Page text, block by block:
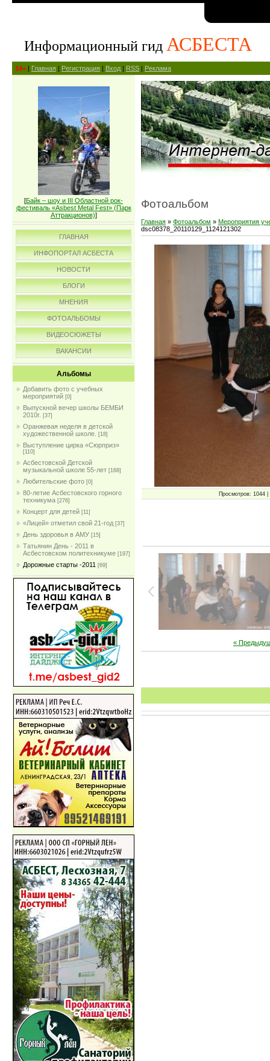
Информационный гид АСБЕСТА
14+ | Главная | Регистрация | Вход | RSS | Реклама
[Байк – шоу и III Областной рок-
фестиваль «Asbest Metal Fest» (Парк
Аттракционов)]
ГЛАВНАЯ
ИНФОПОРТАЛ АСБЕСТА
НОВОСТИ
БЛОГИ
МНЕНИЯ
ФОТОАЛЬБОМЫ
ВИДЕОСЮЖЕТЫ
ВАКАНСИИ
Альбомы
Добавить фото с учебных
мероприятий [0]
Выпускной вечер школы БЕМБИ
2010г. [37]
Оранжевая неделя в детской
художественной школе.
[18]
Выступление цирка «Сюрприз»
[110]
Асбестовской Детской
музыкальной школе 55-лет [168]
Любительские фото [0]
80-летие Асбестовского горного
техникума [276]
Концерт для детей [11]
«Лицей» отметил свой 21-год [37]
День здоровья в АМУ [15]
Татьянин День - 2011 в
Асбестовском политехникуме [197]
Дорожные старты -2011 [69]
Фотоальбом
Главная » Фотоальбом » Мероприятия
dsc08378_20110129_1124121302
Просмотров: 1044
«